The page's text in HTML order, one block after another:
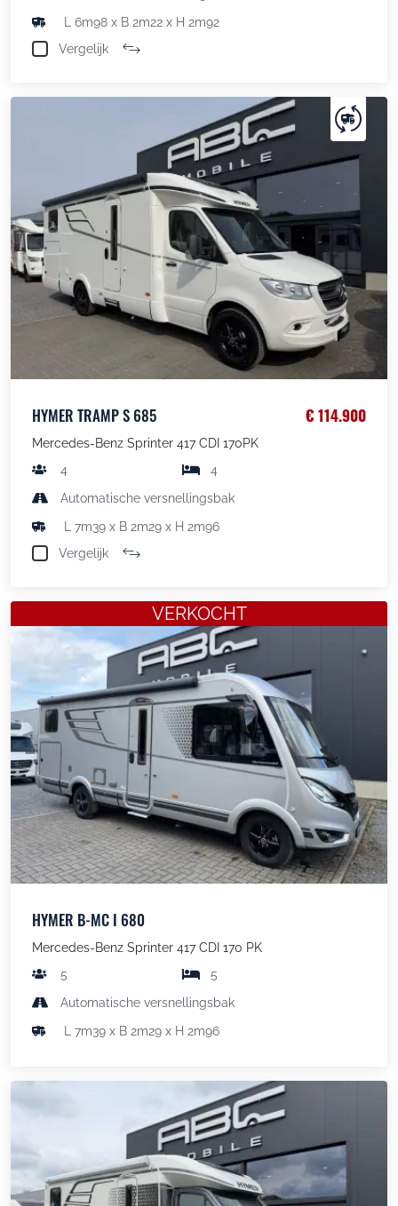
L 6m98 x B 2m22 x H 2m92
Vergelijk
HYMER TRAMP S 685 € 114.900
Mercedes-Benz Sprinter 417 CDI 170PK
4
4
Automatische versnellingsbak
L 7m39 x B 2m29 x H 2m96
Vergelijk
VERKOCHT
HYMER B-MC I 680
Mercedes-Benz Sprinter 417 CDI 170 PK
5
5
Automatische versnellingsbak
L 7m39 x B 2m29 x H 2m96